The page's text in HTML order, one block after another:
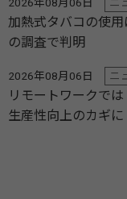
加熱式タバコの使
の調査で判明
2026年08月06日 ニ
リモートワークで
生産性向上のカギに